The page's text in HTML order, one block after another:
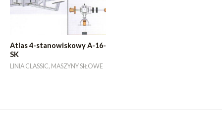
Atlas 4-stanowiskowy A-16-
SK
LINIA CLASSIC, MASZYNY SIŁOWE